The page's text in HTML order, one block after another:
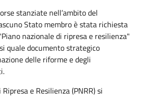
stanziate nell’ambito del
Stato membro è stata richiesta
nazionale di ripresa e resilienza"
quale documento strategico
delle riforme e degli
e Resilienza (PNRR) si